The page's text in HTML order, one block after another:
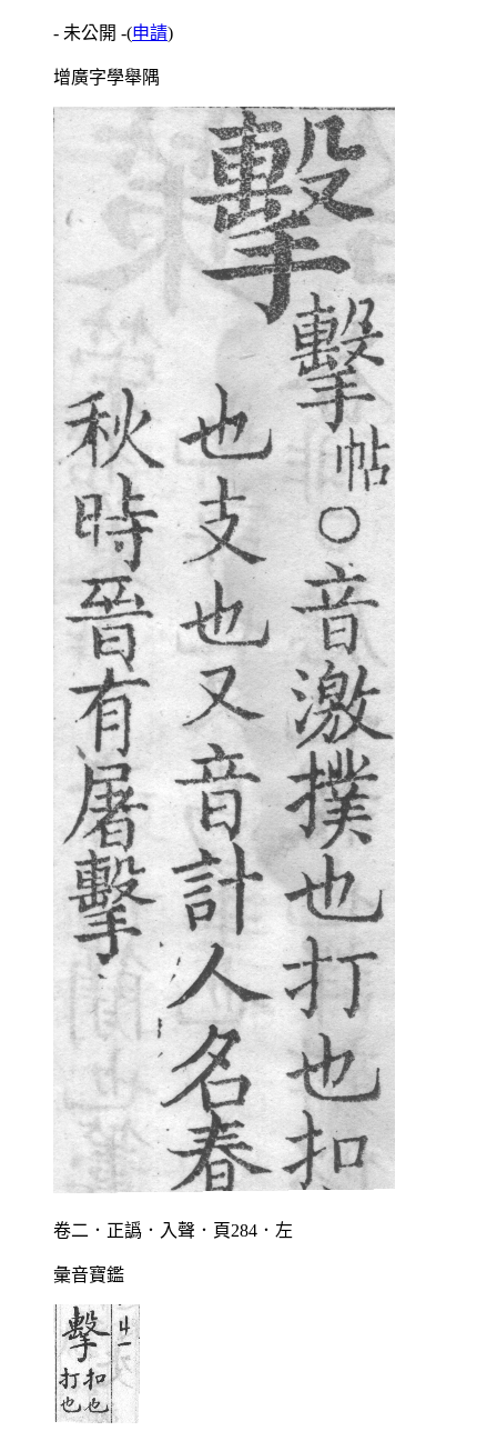
- 未公開 -(申請)
增廣字學舉隅
卷二．正譌．入聲．頁284．左
彙音寶鑑